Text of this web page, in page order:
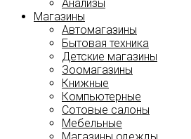
Анализы
Магазины
Автомагазины
Бытовая техника
Детские магазины
Зоомагазины
Книжные
Компьютерные
Сотовые салоны
Мебельные